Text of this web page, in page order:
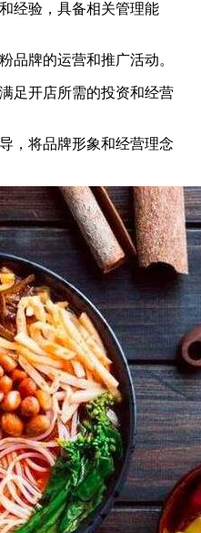
验，具备相关管理能
牌的运营和推广活动。
开店所需的投资和经营
将品牌形象和经营理念